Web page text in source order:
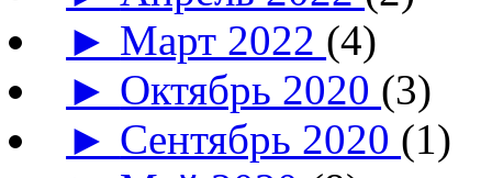
► Март 2022 (4)
► Октябрь 2020 (3)
► Сентябрь 2020 (1)